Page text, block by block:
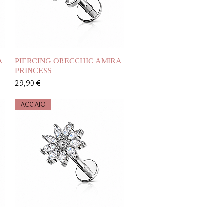
Vista rapida
PIERCING ORECCHIO AMIRA
PRINCESS
Prezzo
29,90 €
ACCIAIO